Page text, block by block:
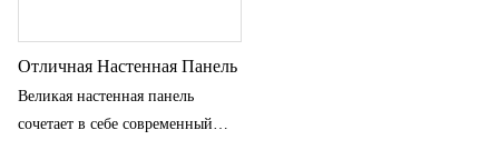
Отличная Настенная Панель
Великая настенная панель
сочетает в себе современный